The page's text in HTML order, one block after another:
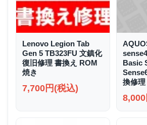
Lenovo Legion Tab
Gen 5 TB323FU 文鎮化
復旧修理 書換え ROM
焼き
7,700円(税込)
Basic
換修理